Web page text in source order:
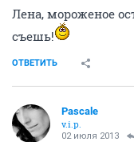
Лена, мороженое
съешь!
ОТВЕТИТЬ
Pascale
v.i.p.
02 июля 2013